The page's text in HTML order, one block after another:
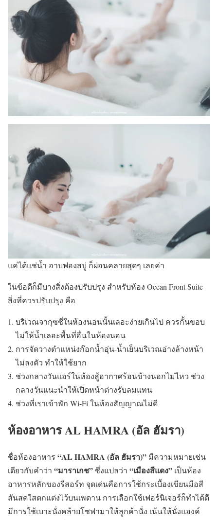
แค่ได้แช่น้ำ อาบฟองสบู่ ก็ผ่อนคลายสุดๆ เลยค่า
ในข้อดีก็มีบางสิ่งต้องปรับปรุง สำหรับห้อง Ocean Front Suite
สิ่งที่ควรปรับปรุง คือ
บริเวณจากุซซี่ในห้องนอนนั้นเลอะง่ายเกินไป ควรกั้นขอบ
ไม่ให้น้ำเลอะพื้นที่อื่นในห้องนอน
การจัดวางตำแหน่งก๊อกน้ำอุ่น-น้ำเย็นบริเวณอ่างล้างหน้า
ไม่ลงตัว ทำให้ใช้ยาก
ช่วงกลางวันแอร์ในห้องสู้อากาศร้อนข้างนอกไม่ไหว ช่วง
กลางวันแนะนำให้เปิดหน้าต่างรับลมแทน
ช่วงที่เราเข้าพัก Wi-Fi ในห้องสัญญาณไม่ดี
ห้องอาหาร AL HAMRA (อัล ฮัมรา)
ชื่อห้องอาหาร “AL HAMRA (อัล ฮัมรา)” มีความหมายเช่น
เดียวกับคำว่า “มาราเกช”ซึ่งแปลว่า “เมืองสีแดง” เป็นห้อง
อาหารหลักของรีสอร์ท จุดเด่นคือการใช้กระเบื้องเขียนมือสี
สันสดใสตกแต่งไว้บนเพดาน การเลือกใช้เฟอร์นิเจอร์ก็ทำได้ดี
มีการใช้เบาะนั่งคล้ายโซฟามาให้ลูกค้านั่ง เน้นให้นั่งแฮงค์